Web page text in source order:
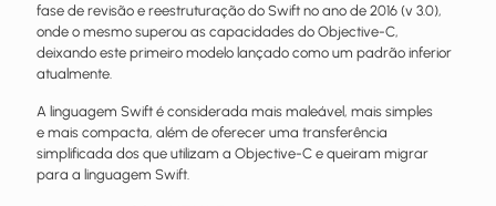
fase de revisão e reestruturação do Swift no ano de 2016 (v 3.0),
onde o mesmo superou as capacidades do Objective-C,
deixando este primeiro modelo lançado como um padrão inferior
atualmente.
A linguagem Swift é considerada mais maleável, mais simples
e mais compacta, além de oferecer uma transferência
simplificada dos que utilizam a Objective-C e queiram migrar
para a linguagem Swift.